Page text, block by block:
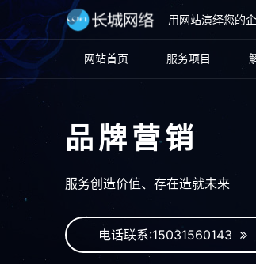
用网站演绎您的企
网站首页 服务项目
品牌营销
服务创造价值、存在造就未来
电话联系:15031560143